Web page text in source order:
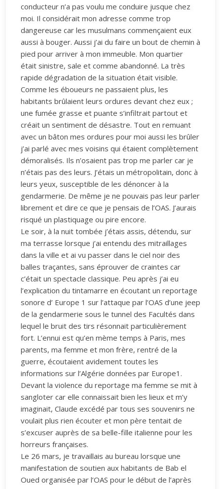
conducteur n’a pas voulu me conduire jusque chez
moi. Il considérait mon adresse comme trop
dangereuse car les musulmans commençaient eux
aussi à bouger. Aussi j’ai du faire un bout de chemin à
pied pour arriver à mon immeuble. Mon quartier
était sinistre, sale et comme abandonné. La très
rapide dégradation de la situation était visible.
Comme les éboueurs ne passaient plus, les
habitants brûlaient leurs ordures devant chez eux ;
une fumée grasse et puante s’infiltrait partout et
créait un sentiment de désastre. Tout en remuant
avec un bâton mes ordures pour moi aussi les brûler
j’ai parlé avec mes voisins qui étaient complètement
démoralisés. Ils n’osaient pas trop me parler car je
n’étais pas des leurs. J’étais un métropolitain, donc à
leurs yeux, susceptible de les dénoncer à la
gendarmerie. De même je ne pouvais pas leur parler
librement et dire ce que je pensais de l’OAS. J’aurais
risqué un plastiquage ou pire encore.
Le soir, à la nuit tombée j’étais assis, détendu, sur
ma terrasse lorsque j’ai entendu des mitraillages
dans la ville et ai vu passer dans le ciel noir des
balles traçantes, sans éprouver de craintes car
c’était un spectacle classique. Peu après j’ai eu
l’explication du tintamarre en écoutant un reportage
sonore d’ Europe 1 sur l’attaque par l’OAS d’une jeep
de la gendarmerie sous le tunnel des Facultés dans
lequel le bruit des tirs résonnait particulièrement
fort. L’ennui est qu’en mème temps à Paris, mes
parents, ma femme et mon frère, rentré de la
guerre, écoutaient avidement toutes les
informations sur l’Algérie données par Europe1.
Devant la violence du reportage ma femme se mit à
sangloter car elle connaissait bien les lieux et m’y
imaginait, Claude excédé par tous ses souvenirs ne
voulait plus rien écouter et mon père tentait de
s’excuser auprès de sa belle-fille italienne pour les
horreurs françaises.
Le 26 mars, je travaillais au bureau lorsque une
manifestation de soutien aux habitants de Bab el
Oued organisée par l’OAS pour le début de l’après